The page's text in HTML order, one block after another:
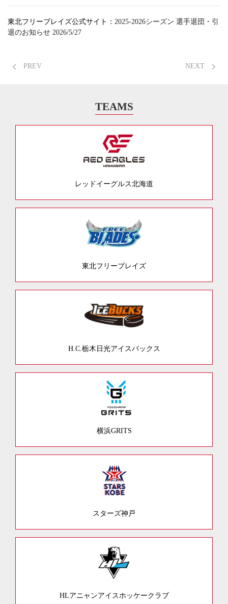
東北フリーブレイズ公式サイト： 2025-2026シーズン 選手退団・引
退のお知らせ 2026/5/27
PREV NEXT
TEAMS
レッドイーグルス北海道
東北フリーブレイズ
H.C.栃木日光アイスバックス
横浜GRITS
スターズ神戸
HLアニャンアイスホッケークラブ